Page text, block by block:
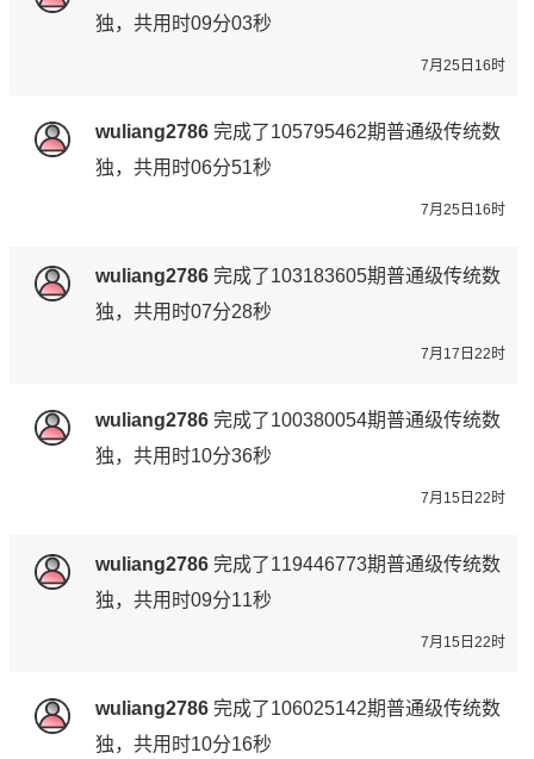
独，共用时09分03秒
7月25日16时
wuliang2786 完成了105795462期普通级传统数
独，共用时06分51秒
7月25日16时
wuliang2786 完成了103183605期普通级传统数
独，共用时07分28秒
7月17日22时
wuliang2786 完成了100380054期普通级传统数
独，共用时10分36秒
7月15日22时
wuliang2786 完成了119446773期普通级传统数
独，共用时09分11秒
7月15日22时
wuliang2786 完成了106025142期普通级传统数
独，共用时10分16秒